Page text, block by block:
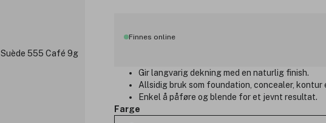
Finnes online
Gir langvarig dekning med en naturlig finish.
Allsidig bruk som foundation, concealer, kontur
Enkel å påføre og blende for et jevnt resultat.
Farge